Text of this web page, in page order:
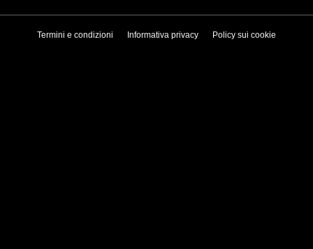
Termini e condizioni Informativa privacy Policy sui cookie